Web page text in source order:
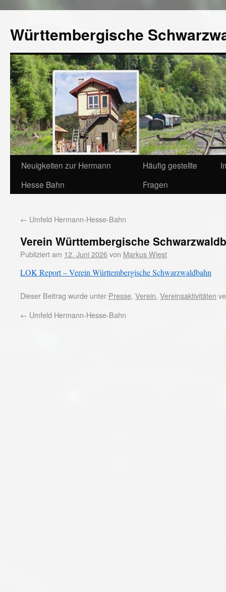
Württembergische
Neuigkeiten zur Hermann
Hesse Bahn
Häufig gestellte
Fragen
← Umfeld Hermann-Hesse-Bahn
Verein Württembergische
Publiziert am 12. Juni 2026von Markus Wiest
LOK Report – Verein Württembergische Schwarzwaldbahn
Dieser Beitrag wurde unter Presse, Verein, Vereinsaktivitäten
← Umfeld Hermann-Hesse-Bahn